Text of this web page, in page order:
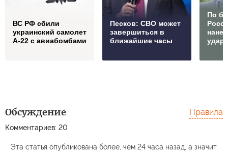
ВС РФ сбили
украинский самолет
А-22 с авиабомбами
Песков: СВО может
завершиться в
ближайшие часы
По
удар
Обсуждение
Комментариев: 20
Правила
Эта статья опубликована более, чем 24 часа назад, а значит,